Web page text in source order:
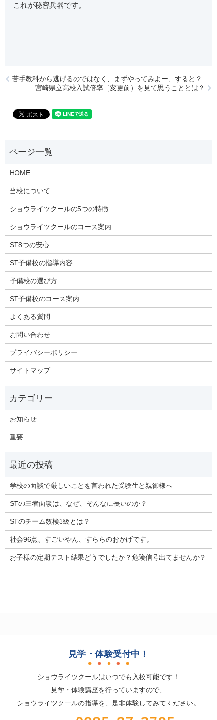
これが秘密兵器です。
苦手教科から逃げるのではなく、まずやってみよー、すると？
宮崎県立高校入試倍率（変更前）を見て思うこととは？
HOME
当校について
ショウライツクールの5つの特徴
ショウライツクールのコース案内
ST8つの安心
ST予備校の指導内容
予備校の選び方
ST予備校のコース案内
よくある質問
お問い合わせ
プライバシーポリシー
サイトマップ
お知らせ
重要
学校の面談で厳しいことを言われた受験生と親御様へ
STの三者面談は、なぜ、そんなに長いのか？
STのチーム数検3級とは？
社会96点、すごいやん、すららのおかげです。
お子様の定期テスト結果どうでしたか？危険信号出てませんか？
見学・体験受付中！
ショウライツクールはいつでも入校可能です！
見学・体験講座を行っていますので、
ショウライツクールの指導を、是非体験してみてください。